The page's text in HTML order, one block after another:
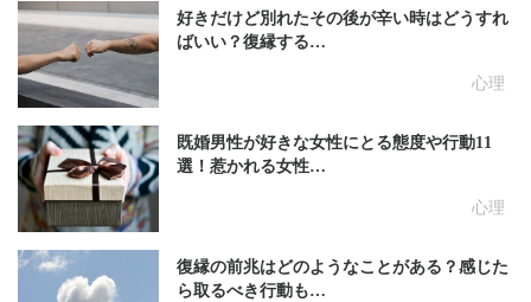
心理
好きだけど別れたその後が辛い時はどうすれ
ばいい？復縁する…
心理
既婚男性が好きな女性にとる態度や行動11
選！惹かれる女性…
復縁の前兆はどのようなことがある？感じた
ら取るべき行動も…